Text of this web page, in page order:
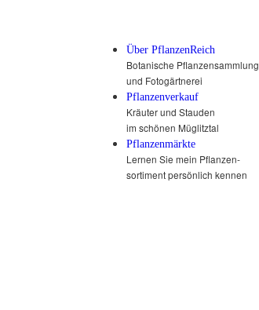
Über PflanzenReich
Botanische Pflanzensammlung
und Fotogärtnerei
Pflanzenverkauf
Kräuter und Stauden
im schönen Müglitztal
Pflanzenmärkte
Lernen Sie mein Pflanzen-
sortiment persönlich kennen